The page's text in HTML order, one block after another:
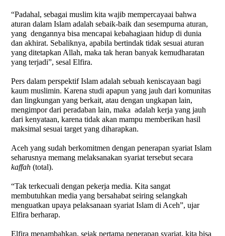
“Padahal, sebagai muslim kita wajib mempercayaai bahwa
aturan dalam Islam adalah sebaik-baik dan sesempurna aturan,
yang dengannya bisa mencapai kebahagiaan hidup di dunia
dan akhirat. Sebaliknya, apabila bertindak tidak sesuai aturan
yang ditetapkan Allah, maka tak heran banyak kemudharatan
yang terjadi”, sesal Elfira.
Pers dalam perspektif Islam adalah sebuah keniscayaan bagi
kaum muslimin. Karena studi apapun yang jauh dari komunitas
dan lingkungan yang berkait, atau dengan ungkapan lain,
mengimpor dari peradaban lain, maka adalah kerja yang jauh
dari kenyataan, karena tidak akan mampu memberikan hasil
maksimal sesuai target yang diharapkan.
Aceh yang sudah berkomitmen dengan penerapan syariat Islam
seharusnya memang melaksanakan syariat tersebut secara
kaffah (total).
“Tak terkecuali dengan pekerja media. Kita sangat
membutuhkan media yang bersahabat seiring selangkah
menguatkan upaya pelaksanaan syariat Islam di Aceh”, ujar
Elfira berharap.
Elfira menambahkan, sejak pertama penerapan syariat, kita bisa